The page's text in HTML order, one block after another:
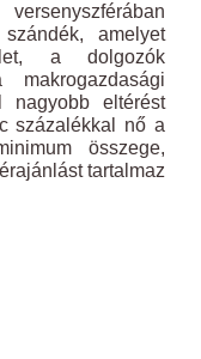
amelyet
a dolgozók
nagyobb eltérést
százalékkal nő a
összege,
tartalmaz